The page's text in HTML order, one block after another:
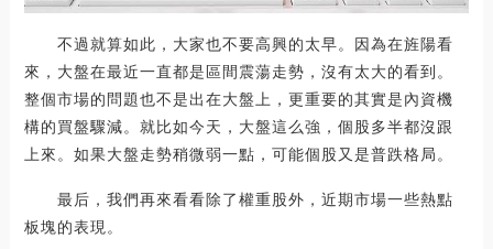
不過就算如此，大家也不要高興的太早。因為在旌陽看
來，大盤在最近一直都是區間震蕩走勢，沒有太大的看到。
整個市場的問題也不是出在大盤上，更重要的其實是內資機
構的買盤驟減。就比如今天，大盤這么強，個股多半都沒跟
上來。如果大盤走勢稍微弱一點，可能個股又是普跌格局。
最后，我們再來看看除了權重股外，近期市場一些熱點
板塊的表現。